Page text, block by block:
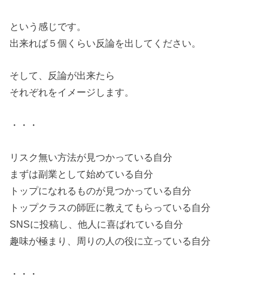
という感じです。
出来れば５個くらい反論を出してください。
そして、反論が出来たら
それぞれをイメージします。
・・・
リスク無い方法が見つかっている自分
まずは副業として始めている自分
トップになれるものが見つかっている自分
トップクラスの師匠に教えてもらっている自分
SNSに投稿し、他人に喜ばれている自分
趣味が極まり、周りの人の役に立っている自分
・・・